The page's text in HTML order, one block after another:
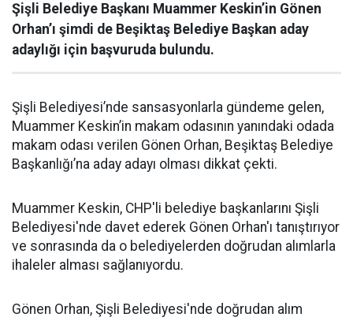
Şişli Belediye Başkanı Muammer Keskin’in Gönen
Orhan’ı şimdi de Beşiktaş Belediye Başkan aday
adaylığı için başvuruda bulundu.
Şişli Belediyesi’nde sansasyonlarla gündeme gelen,
Muammer Keskin’in makam odasının yanındaki odada
makam odası verilen Gönen Orhan, Beşiktaş Belediye
Başkanlığı’na aday adayı olması dikkat çekti.
Muammer Keskin, CHP'li belediye başkanlarını Şişli
Belediyesi'nde davet ederek Gönen Orhan'ı tanıştırıyor
ve sonrasında da o belediyelerden doğrudan alımlarla
ihaleler alması sağlanıyordu.
Gönen Orhan, Şişli Belediyesi'nde doğrudan alım